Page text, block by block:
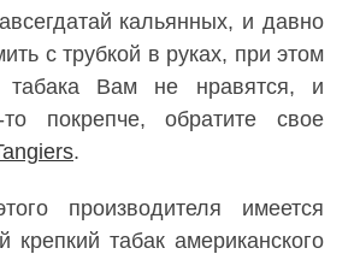
кальянных, и давно
с трубкой в руках, при этом
табака Вам не нравятся, и
то покрепче, обратите свое
.
производителя имеется
крепкий табак американского